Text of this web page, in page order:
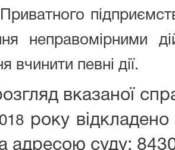
неправомірними
вчинити певні дії.
вказаної
року відкладено
адресою суду: